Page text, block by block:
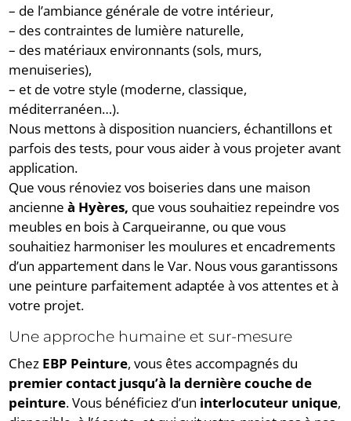
– de l’ambiance générale de votre intérieur,
– des contraintes de lumière naturelle,
– des matériaux environnants (sols, murs,
menuiseries),
– et de votre style (moderne, classique,
méditerranéen…).
Nous mettons à disposition nuanciers, échantillons et
parfois des tests, pour vous aider à vous projeter avant
application.
Que vous rénoviez vos boiseries dans une maison
ancienneà Hyères, que vous souhaitiez repeindre vos
meubles en bois à Carqueiranne, ou que vous
souhaitiez harmoniser les moulures et encadrements
d’un appartement dans le Var. Nous vous garantissons
une peinture parfaitement adaptée à vos attentes et à
votre projet.
Une approche humaine et sur-mesure
Chez EBP Peinture, vous êtes accompagnés du
premier contact jusqu’à la dernière couche de
peinture. Vous bénéficiez d’un interlocuteur unique,